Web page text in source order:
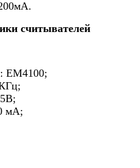
считывателей
EM4100;
мА;